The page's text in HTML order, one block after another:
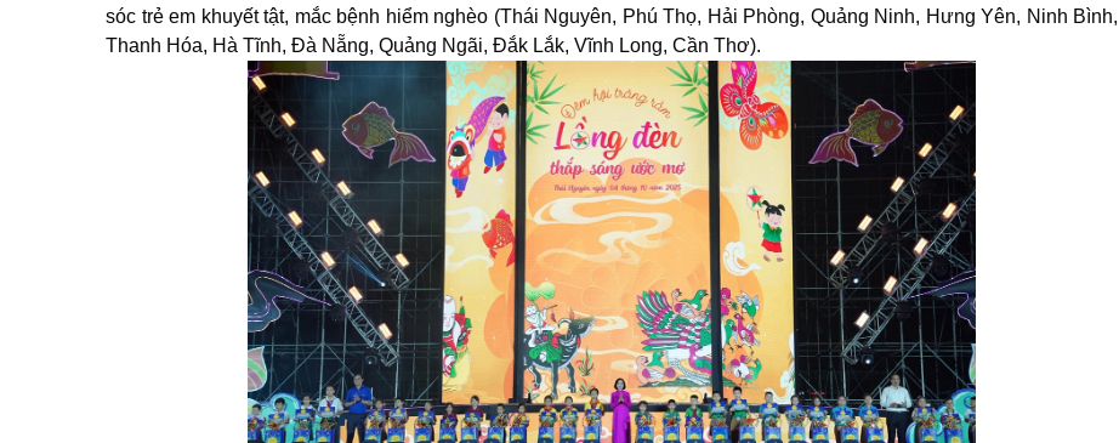
sóc trẻ em khuyết tật, mắc bệnh hiểm nghèo (Thái Nguyên, Phú Thọ, Hải Phòng, Quảng Ninh, Hưng Yên, Ninh Bình,
Thanh Hóa, Hà Tĩnh, Đà Nẵng, Quảng Ngãi, Đắk Lắk, Vĩnh Long, Cần Thơ).